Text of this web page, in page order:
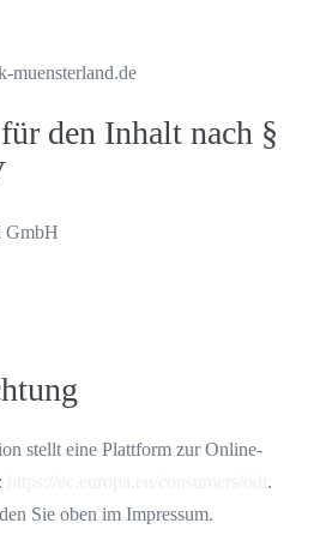
muensterland.de
den Inhalt nach §
GmbH
stellt eine Plattform zur Online-
.
Sie oben im Impressum.